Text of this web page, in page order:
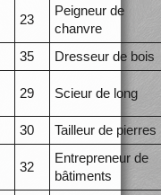
23
Peigneur de
chanvre
35 Dresseur de bois
29 Scieur de long
30 Tailleur de pierres
32
Entrepreneur de
bâtiments